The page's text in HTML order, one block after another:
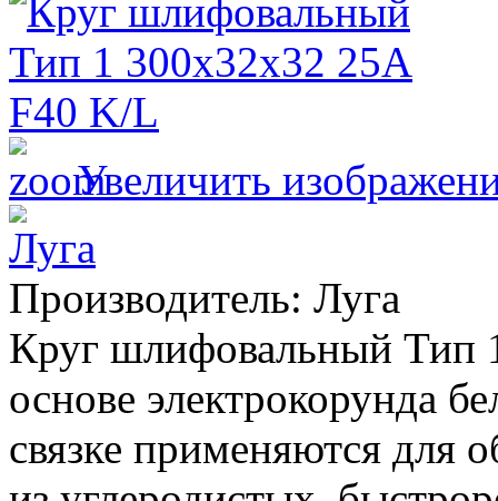
Увеличить
Производитель: Луга
Круг шлифовальный Тип
основе электрокорунда
связке применяются для